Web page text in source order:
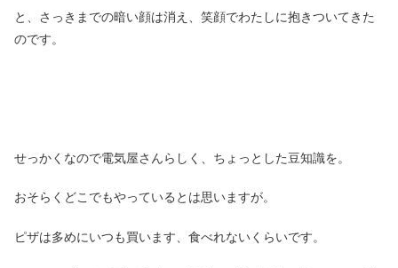
と、さっきまでの暗い顔は消え、笑顔でわたしに抱きついてきた
のです。
せっかくなので電気屋さんらしく、ちょっとした豆知識を。
おそらくどこでもやっているとは思いますが。
ピザは多めにいつも買います、食べれないくらいです。